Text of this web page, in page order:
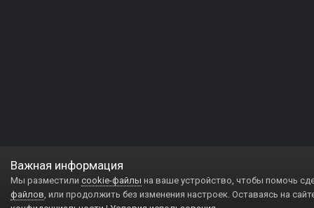
Важная информация
Мы разместили cookie-файлы на ваше устройство, чтобы помочь
файлов, или продолжить без изменения настроек. Оставаясь на